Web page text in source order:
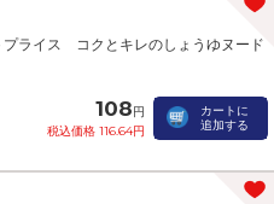
ライス コクとキレのしょうゆヌード
108円
税込価格 116.64円
カートに
追加する